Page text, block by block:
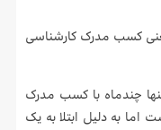
کسب مدرک کارشناسی
چندماه با کسب مدرک
اما به دلیل ابتلا به یک